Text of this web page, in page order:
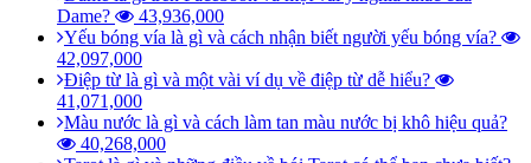
Dame?
43,936,000
Yếu bóng vía là gì và cách nhận biết người yếu bóng vía?
42,097,000
Điệp từ là gì và một vài ví dụ về điệp từ dễ hiểu?
41,071,000
Màu nước là gì và cách làm tan màu nước bị khô hiệu quả?
40,268,000